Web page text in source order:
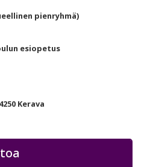
pienryhmä)
esiopetus
Kerava